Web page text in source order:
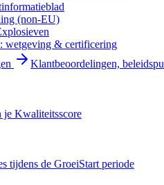
(non-EU)
wetgeving & certificering
Klantbeoordelingen,
je Kwaliteitsscore
tijdens de GroeiStart periode